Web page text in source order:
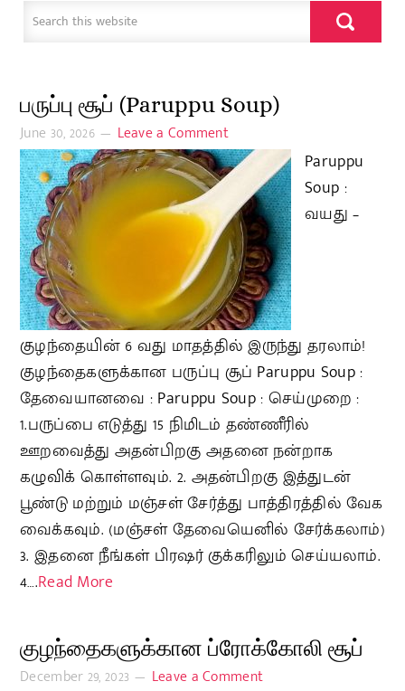
பருப்பு சூப் (Paruppu Soup)
June 30, 2026 Leave a Comment
Paruppu
Soup :
வயது –
குழந்தையின் 6 வது மாதத்தில் இருந்து தரலாம்!
குழந்தைகளுக்கான பருப்பு சூப் Paruppu Soup :
தேவையானவை : Paruppu Soup : செய்முறை :
1.பருப்பை எடுத்து 15 நிமிடம் தண்ணீரில்
ஊறவைத்து அதன்பிறகு அதனை நன்றாக
கழுவிக் கொள்ளவும். 2. அதன்பிறகு இத்துடன்
பூண்டு மற்றும் மஞ்சள் சேர்த்து பாத்திரத்தில் வேக
வைக்கவும். (மஞ்சள் தேவையெனில் சேர்க்கலாம்)
3. இதனை நீங்கள் பிரஷர் குக்கரிலும் செய்யலாம்.
4….Read More
குழந்தைகளுக்கான ப்ரோக்கோலி சூப்
December 29, 2023 Leave a Comment